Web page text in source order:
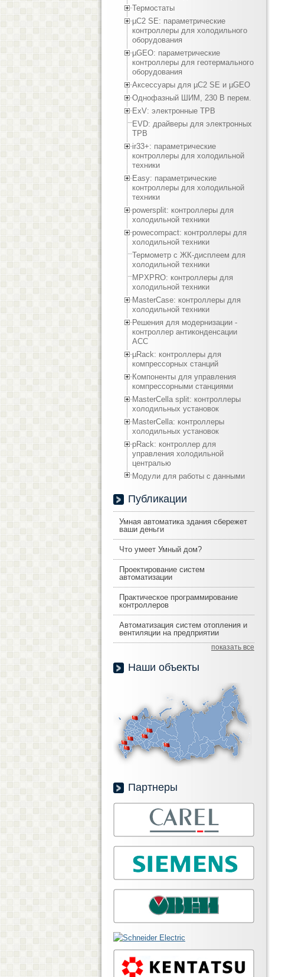
Термостаты
µC2 SE: параметрические
контроллеры для холодильного
оборудования
µGEO: параметрические
контроллеры для геотермального
оборудования
Аксессуары для µC2 SE и µGEO
Однофазный ШИМ, 230 В перем.
ExV: электронные ТРВ
EVD: драйверы для электронных
ТРВ
ir33+: параметрические
контроллеры для холодильной
техники
Easy: параметрические
контроллеры для холодильной
техники
powersplit: контроллеры для
холодильной техники
powecompact: контроллеры для
холодильной техники
Термометр с ЖК-дисплеем для
холодильной техники
MPXPRO: контроллеры для
холодильной техники
MasterCase: контроллеры для
холодильной техники
Решения для модернизации -
контроллер антиконденсации
ACC
µRack: контроллеры для
компрессорных станций
Компоненты для управления
компрессорными станциями
MasterCella split: контроллеры
холодильных установок
MasterCella: контроллеры
холодильных установок
pRack: контроллер для
управления холодильной
централью
Модули для работы с данными
Публикации
Умная автоматика здания сбережет
ваши деньги
Что умеет Умный дом?
Проектирование систем
автоматизации
Практическое программирование
контроллеров
Автоматизация систем отопления и
вентиляции на предприятии
показать все
Наши объекты
Партнеры